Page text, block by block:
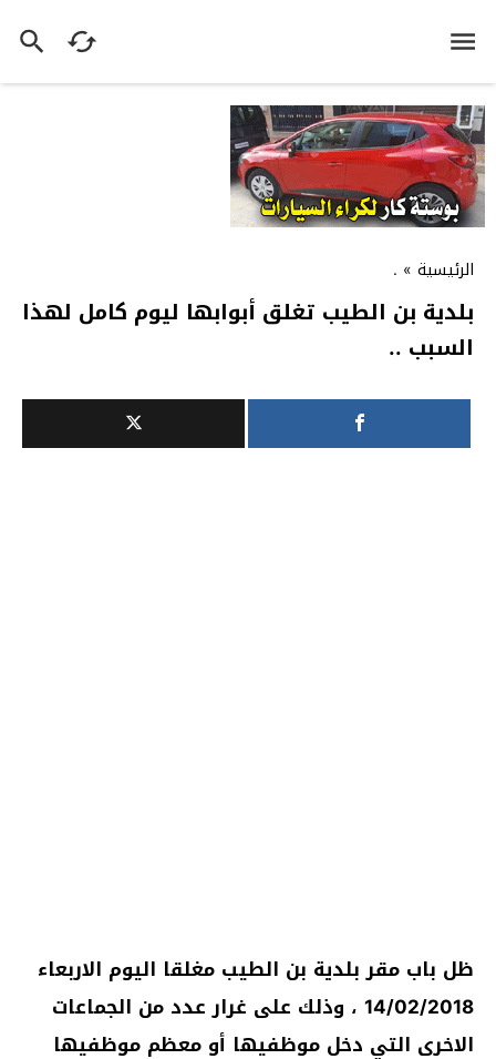
الرئيسية »
.
بلدية بن الطيب تغلق أبوابها ليوم كامل لهذا
السبب ..
ظل باب مقر بلدية بن الطيب مغلقا اليوم الاربعاء
14/02/2018 ، وذلك على غرار عدد من الجماعات
الاخرى التي دخل موظفيها أو معظم موظفيها